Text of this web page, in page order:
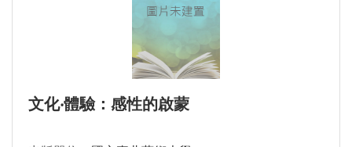
文化‧體驗：感性的啟蒙